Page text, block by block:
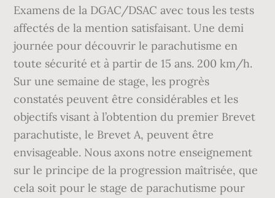
Examens de la DGAC/DSAC avec tous les tests
affectés de la mention satisfaisant. Une demi
journée pour découvrir le parachutisme en
toute sécurité et à partir de 15 ans. 200 km/h.
Sur une semaine de stage, les progrès
constatés peuvent être considérables et les
objectifs visant à l’obtention du premier Brevet
parachutiste, le Brevet A, peuvent être
envisageable. Nous axons notre enseignement
sur le principe de la progression maîtrisée, que
cela soit pour le stage de parachutisme pour